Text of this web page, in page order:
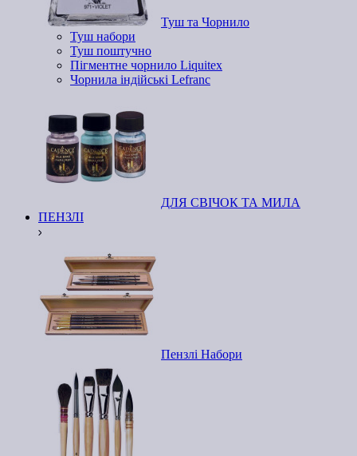
Туш та Чорнило
Туш набори
Туш поштучно
Пігментне чорнило Liquitex
Чорнила індійські Lefranc
ДЛЯ СВІЧОК ТА МИЛА
ПЕНЗЛІ
Пензлі Набори